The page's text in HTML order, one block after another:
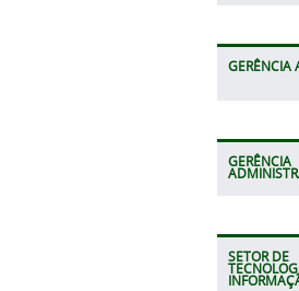
GERÊNCIA
GERÊNCIA
SETOR DE